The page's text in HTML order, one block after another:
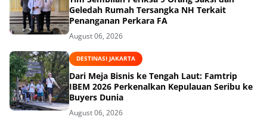
Geledah Rumah Tersangka NH Terkait
Penanganan Perkara FA
August 06, 2026
DESTINASI JAKARTA
Dari Meja Bisnis ke Tengah Laut: Famtrip
IBEM 2026 Perkenalkan Kepulauan Seribu ke
Buyers Dunia
August 06, 2026